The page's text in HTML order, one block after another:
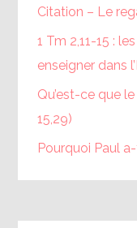
Citation – Le
1 Tm 2,11-15 :
enseigner dans
Qu’est-ce que
15,29)
Pourquoi Paul